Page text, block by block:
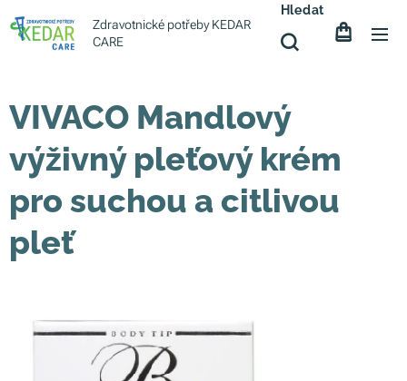
Zdravotnické potřeby KEDAR
CARE
Hledat
VIVACO Mandlový
výživný pleťový krém
pro suchou a citlivou
pleť